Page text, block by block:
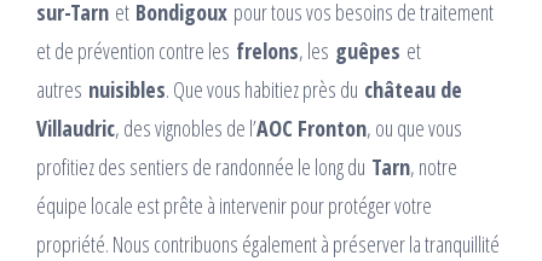
sur-Tarn et Bondigoux pour tous vos besoins de traitement
et de prévention contre les frelons, les guêpes et
autres nuisibles. Que vous habitiez près du château de
Villaudric, des vignobles de l’AOC Fronton, ou que vous
profitiez des sentiers de randonnée le long du Tarn, notre
équipe locale est prête à intervenir pour protéger votre
propriété. Nous contribuons également à préserver la tranquillité